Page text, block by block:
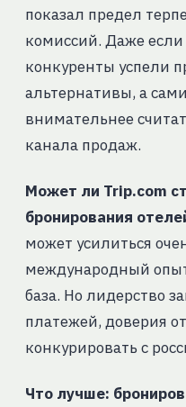
показал предел
комиссий. Даже если
конкуренты успели
альтернативы, а
внимательнее
канала продаж.
Может ли Trip.com
бронирования
может усилиться
международный
база. Но лидерство
платежей, доверия
конкурировать с
Что лучше: